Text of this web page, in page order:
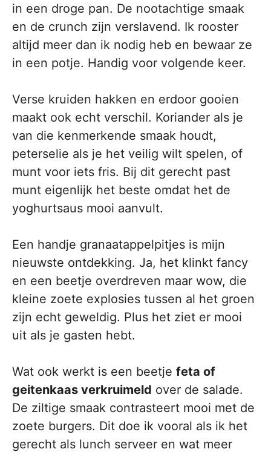
in een droge pan. De nootachtige smaak
en de crunch zijn verslavend. Ik rooster
altijd meer dan ik nodig heb en bewaar ze
in een potje. Handig voor volgende keer.
Verse kruiden hakken en erdoor gooien
maakt ook echt verschil. Koriander als je
van die kenmerkende smaak houdt,
peterselie als je het veilig wilt spelen, of
munt voor iets fris. Bij dit gerecht past
munt eigenlijk het beste omdat het de
yoghurtsaus mooi aanvult.
Een handje granaatappelpitjes is mijn
nieuwste ontdekking. Ja, het klinkt fancy
en een beetje overdreven maar wow, die
kleine zoete explosies tussen al het groen
zijn echt geweldig. Plus het ziet er mooi
uit als je gasten hebt.
Wat ook werkt is een beetje feta of
geitenkaas verkruimeld over de salade.
De ziltige smaak contrasteert mooi met de
zoete burgers. Dit doe ik vooral als ik het
gerecht als lunch serveer en wat meer